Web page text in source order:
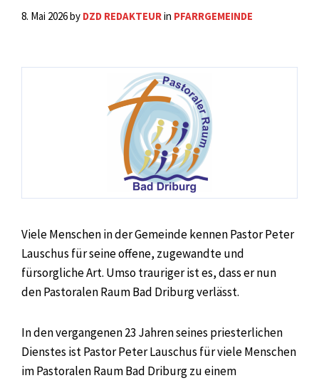
8. Mai 2026by DZD REDAKTEURin PFARRGEMEINDE
Viele Menschen in der Gemeinde kennen Pastor Peter
Lauschus für seine offene, zugewandte und
fürsorgliche Art. Umso trauriger ist es, dass er nun
den Pastoralen Raum Bad Driburg verlässt.
In den vergangenen 23 Jahren seines priesterlichen
Dienstes ist Pastor Peter Lauschus für viele Menschen
im Pastoralen Raum Bad Driburg zu einem